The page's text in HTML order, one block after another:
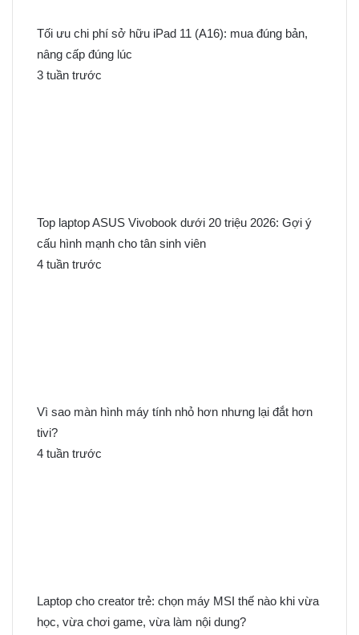
Tối ưu chi phí sở hữu iPad 11 (A16): mua đúng bản,
nâng cấp đúng lúc
3 tuần trước
Top laptop ASUS Vivobook dưới 20 triệu 2026: Gợi ý
cấu hình mạnh cho tân sinh viên
4 tuần trước
Vì sao màn hình máy tính nhỏ hơn nhưng lại đắt hơn
tivi?
4 tuần trước
Laptop cho creator trẻ: chọn máy MSI thế nào khi vừa
học, vừa chơi game, vừa làm nội dung?